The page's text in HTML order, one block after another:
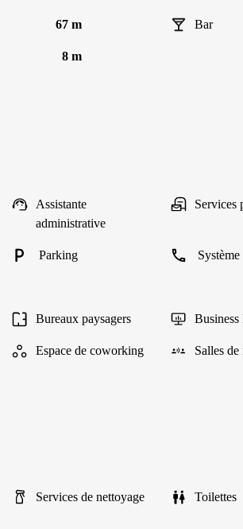
67 m Bar
8 m
Assistante
administrative
Services
Parking
Bureaux paysagers
Espace de coworking Salles
Services de nettoyage Toilettes